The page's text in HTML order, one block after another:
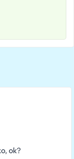
ok?